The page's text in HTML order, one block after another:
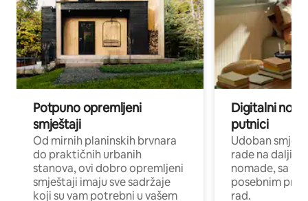
Potpuno opremljeni
smještaji
Od mirnih planinskih brvnara
do praktičnih urbanih
stanova, ovi dobro opremljeni
smještaji imaju sve sadržaje
koji su vam potrebni u vašem
Digitalni
putnici
Udoban
rade na
nomade, sa
posebnim
rad.